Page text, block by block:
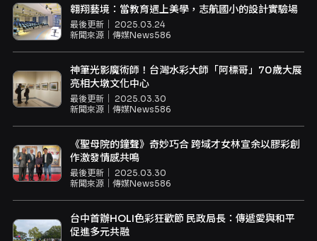
翱翔藝境：當教育遇上美學，志航國小的設計實驗場
最後更新｜ 2025.03.24
新聞來源｜ 傳媒News586
神筆光影魔術師！台灣水彩大師「阿標哥」70歲大展
亮相大墩文化中心
最後更新｜ 2025.03.30
新聞來源｜ 傳媒News586
《聖母院的鐘聲》奇妙巧合 跨域才女林宣余以膠彩創
作激發情感共鳴
最後更新｜ 2025.03.30
新聞來源｜ 傳媒News586
台中首辦HOLI色彩狂歡節 民政局長：傳遞愛與和平
促進多元共融